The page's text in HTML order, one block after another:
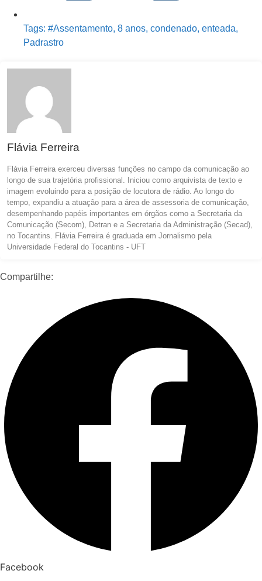
Tags: #Assentamento, 8 anos, condenado, enteada,
Padrastro
Flávia Ferreira
Flávia Ferreira exerceu diversas funções no campo da comunicação ao
longo de sua trajetória profissional. Iniciou como arquivista de texto e
imagem evoluindo para a posição de locutora de rádio. Ao longo do
tempo, expandiu a atuação para a área de assessoria de comunicação,
desempenhando papéis importantes em órgãos como a Secretaria da
Comunicação (Secom), Detran e a Secretaria da Administração (Secad),
no Tocantins. Flávia Ferreira é graduada em Jornalismo pela
Universidade Federal do Tocantins - UFT
Compartilhe:
Facebook